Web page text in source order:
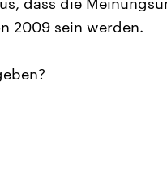
2009 sein werden.